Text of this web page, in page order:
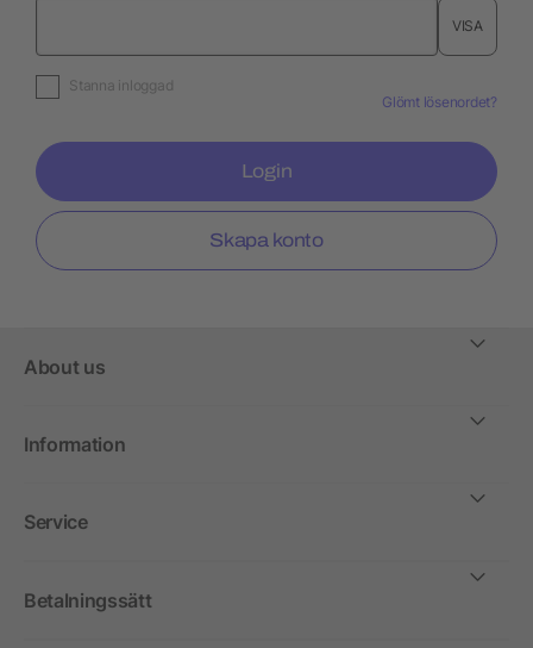
VISA
Stanna inloggad
Glömt lösenordet?
Login
Skapa konto
About us
Information
Service
Betalningssätt